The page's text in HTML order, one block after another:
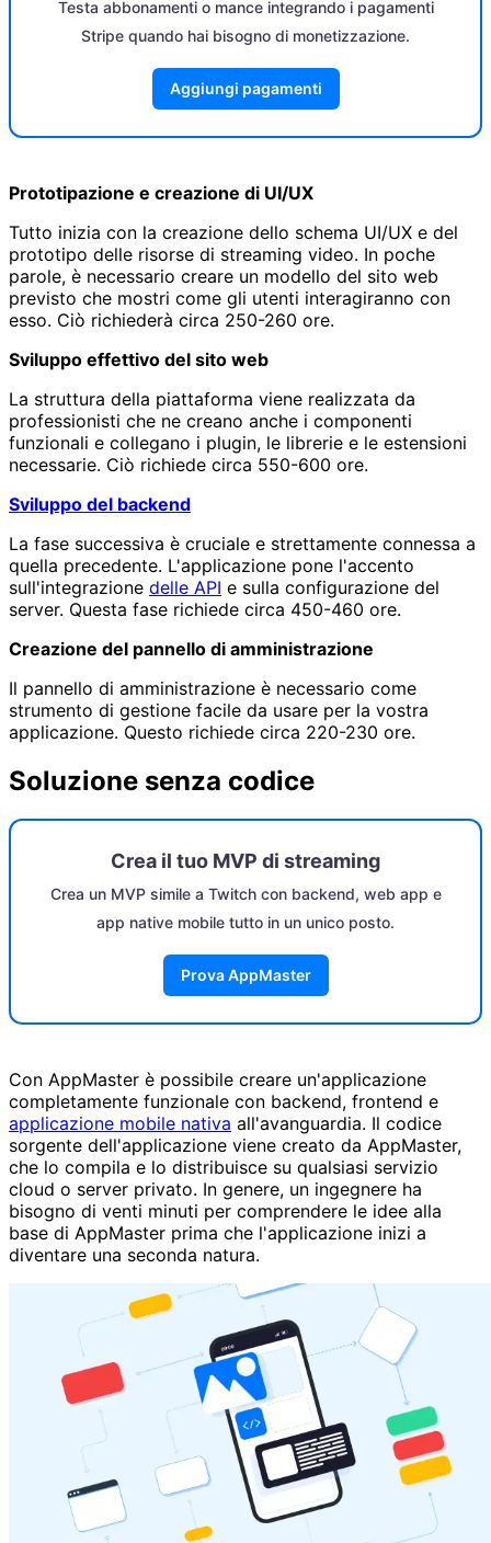
Testa abbonamenti o mance integrando i pagamenti
Stripe quando hai bisogno di monetizzazione.
Aggiungi pagamenti
Prototipazione e creazione di UI/UX
Tutto inizia con la creazione dello schema UI/UX e del
prototipo delle risorse di streaming video. In poche
parole, è necessario creare un modello del sito web
previsto che mostri come gli utenti interagiranno con
esso. Ciò richiederà circa 250-260 ore.
Sviluppo effettivo del sito web
La struttura della piattaforma viene realizzata da
professionisti che ne creano anche i componenti
funzionali e collegano i plugin, le librerie e le estensioni
necessarie. Ciò richiede circa 550-600 ore.
Sviluppo del backend
La fase successiva è cruciale e strettamente connessa a
quella precedente. L'applicazione pone l'accento
sull'integrazione delle API e sulla configurazione del
server. Questa fase richiede circa 450-460 ore.
Creazione del pannello di amministrazione
Il pannello di amministrazione è necessario come
strumento di gestione facile da usare per la vostra
applicazione. Questo richiede circa 220-230 ore.
Soluzione senza codice
Crea il tuo MVP di streaming
Crea un MVP simile a Twitch con backend, web app e
app native mobile tutto in un unico posto.
Prova AppMaster
Con AppMaster è possibile creare un'applicazione
completamente funzionale con backend, frontend e
applicazione mobile nativa all'avanguardia. Il codice
sorgente dell'applicazione viene creato da AppMaster,
che lo compila e lo distribuisce su qualsiasi servizio
cloud o server privato. In genere, un ingegnere ha
bisogno di venti minuti per comprendere le idee alla
base di AppMaster prima che l'applicazione inizi a
diventare una seconda natura.